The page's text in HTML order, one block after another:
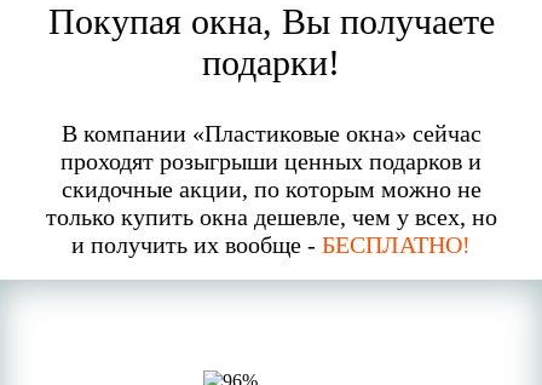
Покупая окна, Вы получаете
подарки!
В компании «Пластиковые окна» сейчас
проходят розыгрыши ценных подарков и
скидочные акции, по которым можно не
только купить окна дешевле, чем у всех, но
и получить их вообще - БЕСПЛАТНО!